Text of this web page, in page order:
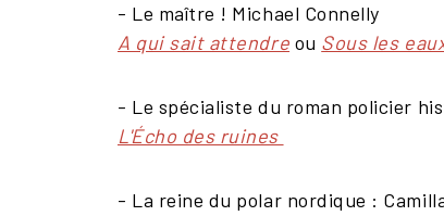
- Le maître ! Michael Connelly
A qui sait attendre ou Sous les
- Le spécialiste du roman policier
L'Écho des ruines
- La reine du polar nordique :